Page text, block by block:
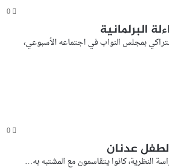
0
البرلمانية
بمجلس النواب في اجتماعه الأسبوعي،
0